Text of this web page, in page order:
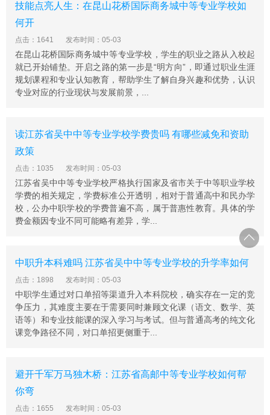
发热情、找回自信。通过丰富多彩的第二课堂、艺术选修
课，成立学校合唱队、舞蹈队、文学社、戏剧社、摄影社
等，让学生学有所长、术有专攻，并提前规划好专业选择
与人生发展方向。
泰州市凤凰艺术学校培养方向
艺术特色班：适合有一定艺术基础，或虽无艺术基础，但
日语实验班：外语课程由英语改学日语，适合初中英语不
好或对日语感兴趣的学生，选择日语参加高考，或准备赴
日留学。
泰州市凤凰艺术学校升学通道
1、文化高考班：文化基础相对较好，学习普通高中文化
课程，参加普通高考，冲刺本科院校。
2、艺术高考班：参加普通高考的同时，兼报艺术高考、
3、出国留学班：强化英语教学，或者选修日语，开辟出
国留学通道。
技能点亮人生：在昆山花桥国际商务城中等专业学校如
何开
点击：1641 发布时间：05-03
在昆山花桥国际商务城中等专业学校，学生的职业之路从入校起
就已开始铺垫。开启之路的第一步是“明方向”，即通过职业生涯
规划课程和专业认知教育，帮助学生了解自身兴趣和优势，认识
专业对应的行业现状与发展前景，...
读江苏省吴中中等专业学校学费贵吗 有哪些减免和资助
政策
点击：1035 发布时间：05-03
江苏省吴中中等专业学校严格执行国家及省市关于中等职业学校
学费的相关规定，学费标准公开透明，相对于普通高中和民办学
校，公办中职学校的学费普遍不高，属于普惠性教育。具体的学
费金额因专业不同可能略有差异，学...
中职升本科难吗 江苏省吴中中等专业学校的升学率如何
点击：1898 发布时间：05-03
中职学生通过对口单招等渠道升入本科院校，确实存在一定的竞
争压力，其难度主要在于需要同时兼顾文化课（语文、数学、英
语等）和专业技能课的深入学习与考试。但与普通高考的纯文化
课竞争路径不同，对口单招更侧重于...
避开千军万马独木桥：江苏省高邮中等专业学校如何帮
你弯
点击：1655 发布时间：05-03